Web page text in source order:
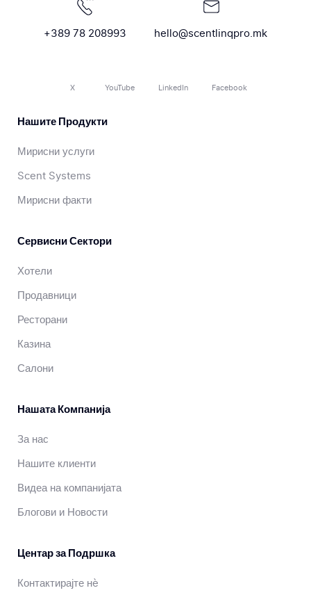
+389 78 208993 hello@scentlinqpro.mk
X YouTube LinkedIn Facebook
Нашите Продукти
Мирисни услуги
Scent Systems
Мирисни факти
Сервисни Сектори
Хотели
Продавници
Ресторани
Казина
Салони
Нашата Компанија
За нас
Нашите клиенти
Видеа на компанијата
Блогови и Новости
Центар за Подршка
Контактирајте нè